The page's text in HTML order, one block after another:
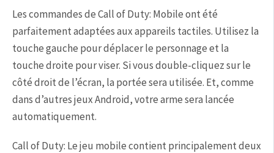
Les commandes de Call of Duty: Mobile ont été
parfaitement adaptées aux appareils tactiles. Utilisez la
touche gauche pour déplacer le personnage et la
touche droite pour viser. Si vous double-cliquez sur le
côté droit de l’écran, la portée sera utilisée. Et, comme
dans d’autres jeux Android, votre arme sera lancée
automatiquement.
Call of Duty: Le jeu mobile contient principalement deux